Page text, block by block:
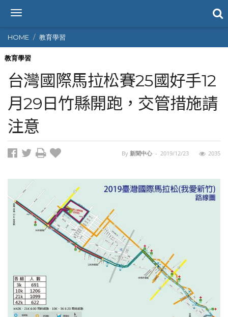
T
g
g
l
n
a
v
i
g
a
t
HOME 教育學習
教育學習
台灣國際馬拉松賽25國好手12
月29日竹縣開跑，交管措施請
注意
By 新聞中心 - 2019/12/23 2035